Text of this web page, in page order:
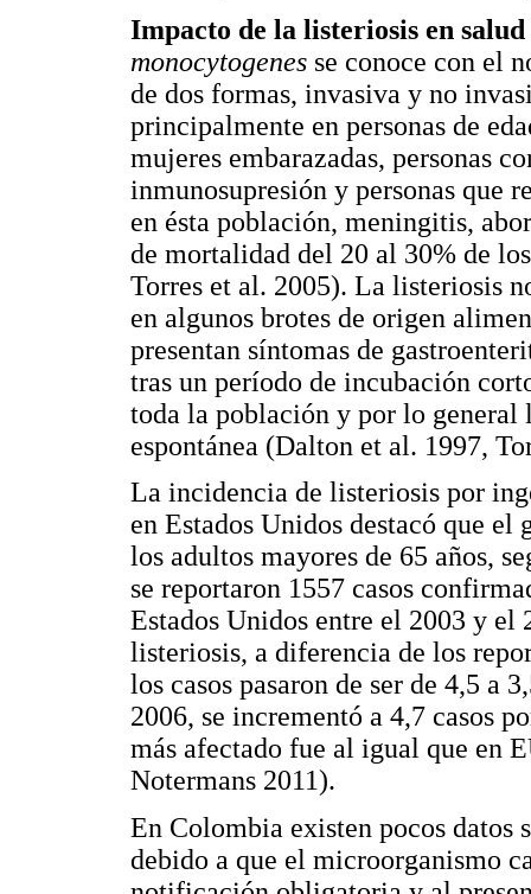
Impacto de la listeriosis en
monocytogenes se conoce con el
de dos formas, invasiva y no
principalmente en personas de
mujeres embarazadas, personas
inmunosupresión y personas que
en ésta población, meningitis,
de mortalidad del 20 al 30% de
Torres et al. 2005). La listeriosis
en algunos brotes de origen
presentan síntomas de
tras un período de incubación
toda la población y por lo general
espontánea (Dalton et al. 1997,
La incidencia de listeriosis por
en Estados Unidos destacó que
los adultos mayores de 65 años,
se reportaron 1557 casos
Estados Unidos entre el 2003 y el
listeriosis, a diferencia de los
los casos pasaron de ser de 4,5 a
2006, se incrementó a 4,7 casos
más afectado fue al igual que en
Notermans 2011).
En Colombia existen pocos
debido a que el microorganismo